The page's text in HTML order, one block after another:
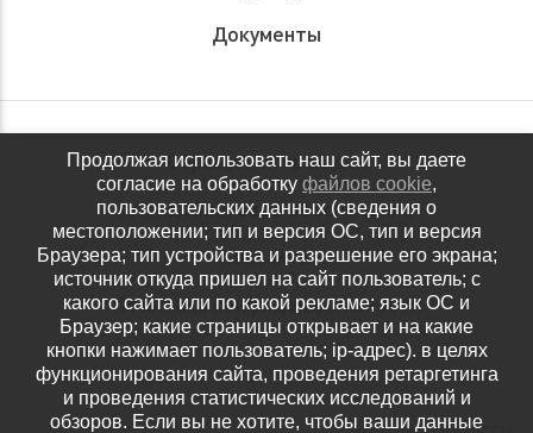
Документы
Обращения граждан
Антидопинговое обеспечение
Контакты
Политика конфиденциальности
Продолжая использовать наш сайт, вы даете
согласие на обработку файлов cookie,
пользовательских данных (сведения о
местоположении; тип и версия ОС, тип и версия
Браузера; тип устройства и разрешение его экрана;
источник откуда пришел на сайт пользователь; с
какого сайта или по какой рекламе; язык ОС и
Браузер; какие страницы открывает и на какие
кнопки нажимает пользователь; ip-адрес). в целях
функционирования сайта, проведения ретаргетинга
и проведения статистических исследований и
обзоров. Если вы не хотите, чтобы ваши данные